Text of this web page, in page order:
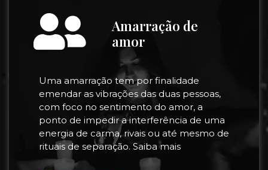
Amarração de
amor
Uma amarração tem por finalidade
emendar as vibrações das duas pessoas,
com foco no sentimento do amor, a
ponto de impedir a interferência de uma
energia de carma, rivais ou até mesmo de
rituais de separação. Saiba mais